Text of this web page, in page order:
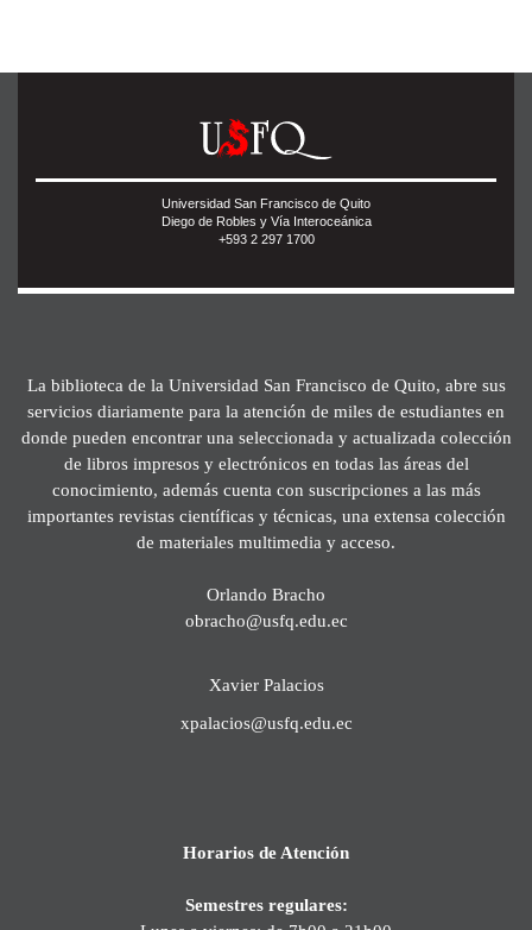
Universidad San Francisco de Quito
Diego de Robles y Vía Interoceánica
+593 2 297 1700
La biblioteca de la Universidad San Francisco de Quito, abre sus
servicios diariamente para la atención de miles de estudiantes en
donde pueden encontrar una seleccionada y actualizada colección
de libros impresos y electrónicos en todas las áreas del
conocimiento, además cuenta con suscripciones a las más
importantes revistas científicas y técnicas, una extensa colección
de materiales multimedia y acceso.
Orlando Bracho
obracho@usfq.edu.ec
Xavier Palacios
xpalacios@usfq.edu.ec
Horarios de Atención
Semestres regulares: